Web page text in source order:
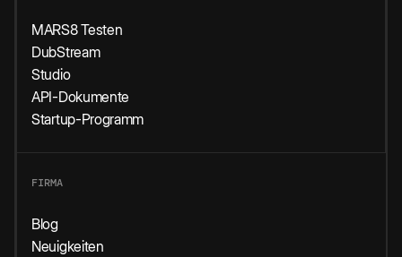
MARS8 Testen
DubStream
Studio
API-Dokumente
Startup-Programm
FIRMA
Blog
Neuigkeiten